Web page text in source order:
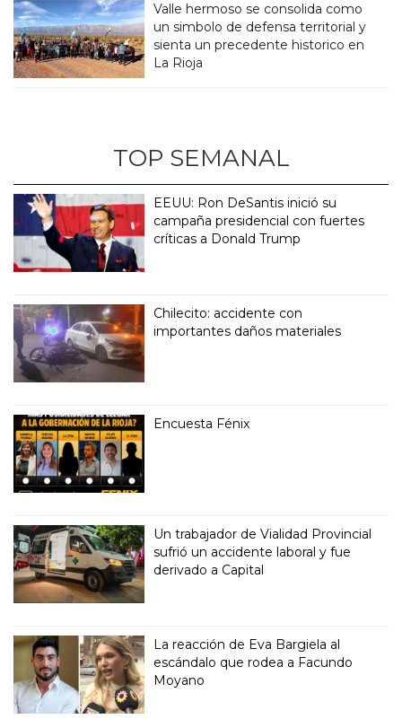
Valle hermoso se consolida como
un simbolo de defensa territorial y
sienta un precedente historico en
La Rioja
TOP SEMANAL
EEUU: Ron DeSantis inició su
campaña presidencial con fuertes
críticas a Donald Trump
Chilecito: accidente con
importantes daños materiales
Encuesta Fénix
Un trabajador de Vialidad Provincial
sufrió un accidente laboral y fue
derivado a Capital
La reacción de Eva Bargiela al
escándalo que rodea a Facundo
Moyano